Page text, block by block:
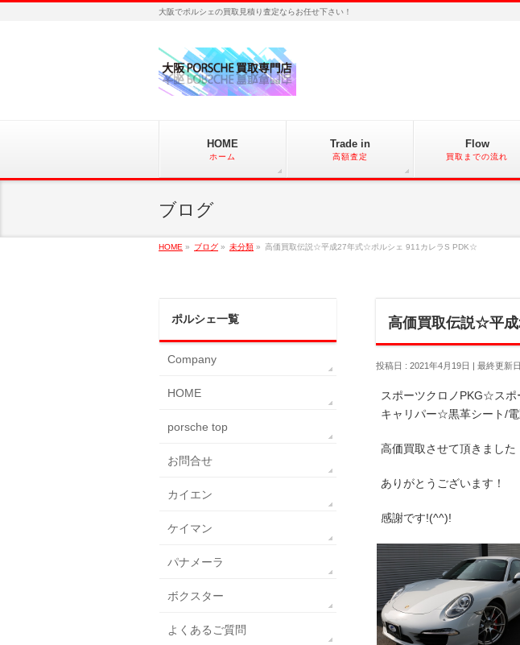
大阪でポルシェの買取見積り査定ならお任せ下さい！
HOME
ホーム
Trade in
高額査定
Flow
買取までの流れ
ブログ
HOME » ブログ » 未分類 » 高価買取伝説☆平成27年式☆ポルシェ 911カレラS PDK☆
高価買取伝説☆平
投稿日 : 2021年4月19日 最終更新
スポーツクロノPKG☆ス
キャリパー☆黒革シート/
高価買取させて頂きました
ありがとうございます！
感謝です!(^^)!
ポルシェ一覧
Company
HOME
porsche top
お問合せ
カイエン
ケイマン
パナメーラ
ボクスター
よくあるご質問